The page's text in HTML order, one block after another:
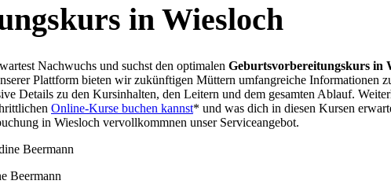
in Wiesloch
Nachwuchs und suchst den optimalen Geburtsvorbereitungskurs in
Plattform bieten wir zukünftigen Müttern umfangreiche Informationen
Details zu den Kursinhalten, den Leitern und dem gesamten Ablauf.
Online-Kurse buchen kannst* und was dich in diesen Kursen
in Wiesloch vervollkommnen unser Serviceangebot.
Beermann